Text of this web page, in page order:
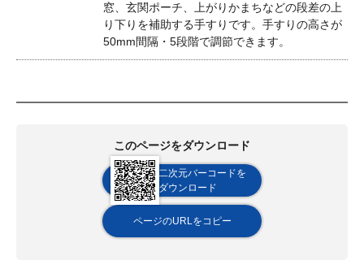
窓、玄関ポーチ、上がりかまちなどの段差の上
り下りを補助する手すりです。手すりの高さが
50mm間隔・5段階で調節できます。
このページをダウンロード
二次元バーコードを
ダウンロード
ページのURLをコピー